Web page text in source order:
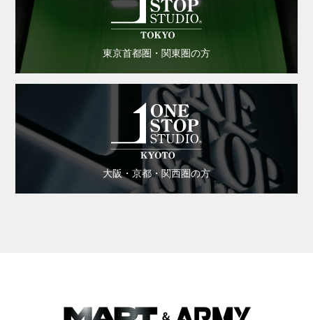
東京首都圏・関東圏の方
大阪・京都・関西圏の方